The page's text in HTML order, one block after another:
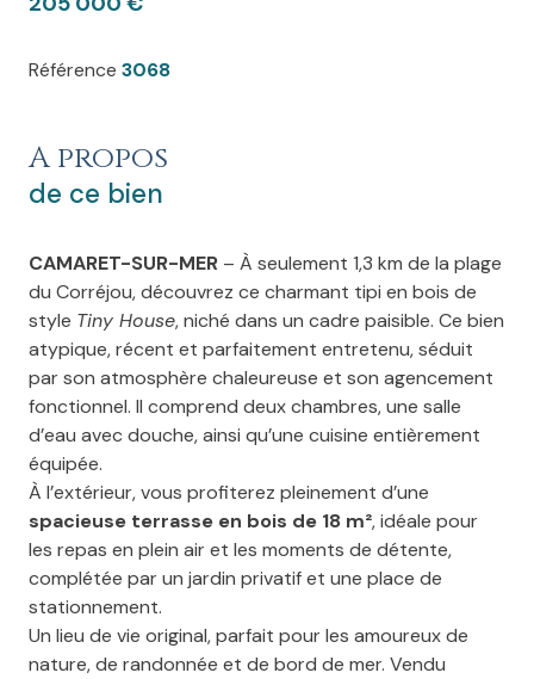
Référence 3068
A propos
de ce bien
CAMARET-SUR-MER – À seulement 1,3 km de la plage
du Corréjou, découvrez ce charmant tipi en bois de
style Tiny House, niché dans un cadre paisible. Ce bien
atypique, récent et parfaitement entretenu, séduit
par son atmosphère chaleureuse et son agencement
fonctionnel. Il comprend deux chambres, une salle
d’eau avec douche, ainsi qu’une cuisine entièrement
équipée.
À l’extérieur, vous profiterez pleinement d’une
spacieuse terrasse en bois de 18 m², idéale pour
les repas en plein air et les moments de détente,
complétée par un jardin privatif et une place de
stationnement.
Un lieu de vie original, parfait pour les amoureux de
nature, de randonnée et de bord de mer. Vendu